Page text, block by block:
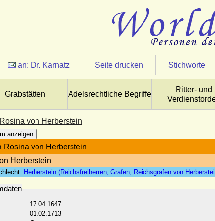
an: Dr. Karnatz Seite drucken Stichworte
Grabstätten Adelsrechtliche Begriffe
Ritter- und
von Herberstein
anzeigen
Rosina von Herberstein
Herberstein
Herberstein (Reichsfreiherren, Grafen, Reichsgrafen von
17.04.1647
01.02.1713